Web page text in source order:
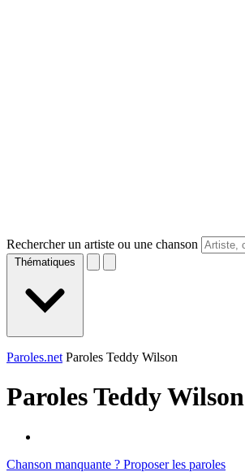
Rechercher un artiste ou une chanson
Thématiques
Paroles.net Paroles Teddy Wilson
ParolesTeddy Wilson
Chanson manquante ? Proposer les paroles